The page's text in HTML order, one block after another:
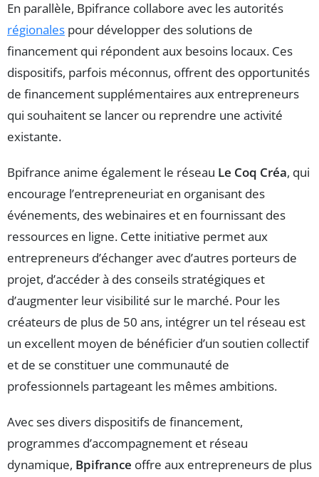
En parallèle, Bpifrance collabore avec les autorités
régionales pour développer des solutions de
financement qui répondent aux besoins locaux. Ces
dispositifs, parfois méconnus, offrent des opportunités
de financement supplémentaires aux entrepreneurs
qui souhaitent se lancer ou reprendre une activité
existante.
Bpifrance anime également le réseau Le Coq Créa, qui
encourage l’entrepreneuriat en organisant des
événements, des webinaires et en fournissant des
ressources en ligne. Cette initiative permet aux
entrepreneurs d’échanger avec d’autres porteurs de
projet, d’accéder à des conseils stratégiques et
d’augmenter leur visibilité sur le marché. Pour les
créateurs de plus de 50 ans, intégrer un tel réseau est
un excellent moyen de bénéficier d’un soutien collectif
et de se constituer une communauté de
professionnels partageant les mêmes ambitions.
Avec ses divers dispositifs de financement,
programmes d’accompagnement et réseau
dynamique, Bpifrance offre aux entrepreneurs de plus